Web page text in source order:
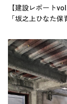
【建設レポート
「坂之上ひなた保